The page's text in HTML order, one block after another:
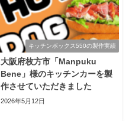
キッチンボックス550の製作実績
大阪府枚方市「Manpuku
Bene」様のキッチンカーを製
作させていただきました
2026年5月12日